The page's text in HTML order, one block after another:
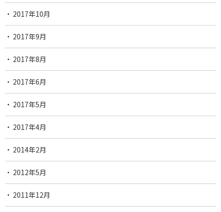
2017年10月
2017年9月
2017年8月
2017年6月
2017年5月
2017年4月
2014年2月
2012年5月
2011年12月